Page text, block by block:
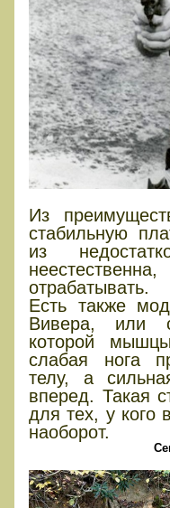
Из
стабильную
из
отрабатывать.
Есть также
Вивера, или
которой
слабая нога
телу, а
вперед. Такая
для тех, у кого
наоборот.